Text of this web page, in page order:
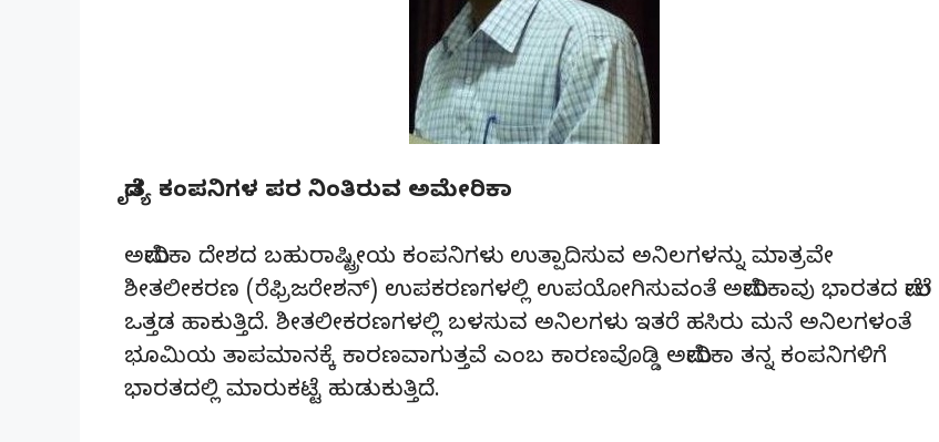
ದೈತ್ಯ ಕಂಪನಿಗಳ ಪರ ನಿಂತಿರುವ ಅಮೇರಿಕಾ
ಅಮೇರಿಕಾ ದೇಶದ ಬಹುರಾಷ್ಟ್ರೀಯ ಕಂಪನಿಗಳು ಉತ್ಪಾದಿಸುವ ಅನಿಲಗಳನ್ನು ಮಾತ್ರವೇ
ಶೀತಲೀಕರಣ (ರೆಫ್ರಿಜರೇಶನ್) ಉಪಕರಣಗಳಲ್ಲಿ ಉಪಯೋಗಿಸುವಂತೆ ಅಮೇರಿಕಾವು ಭಾರತದ ಮೇಲೆ
ಒತ್ತಡ ಹಾಕುತ್ತಿದೆ. ಶೀತಲೀಕರಣಗಳಲ್ಲಿ ಬಳಸುವ ಅನಿಲಗಳು ಇತರೆ ಹಸಿರು ಮನೆ ಅನಿಲಗಳಂತೆ
ಭೂಮಿಯ ತಾಪಮಾನಕ್ಕೆ ಕಾರಣವಾಗುತ್ತವೆ ಎಂಬ ಕಾರಣವೊಡ್ಡಿ ಅಮೇರಿಕಾ ತನ್ನ ಕಂಪನಿಗಳಿಗೆ
ಭಾರತದಲ್ಲಿ ಮಾರುಕಟ್ಟೆ ಹುಡುಕುತ್ತಿದೆ.